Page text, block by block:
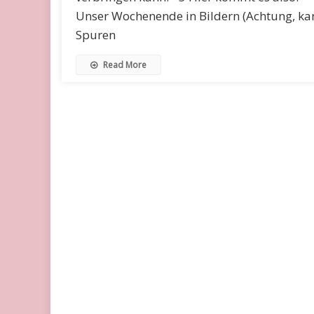
Unser Wochenende in Bildern (Achtung,
Spuren
Read More